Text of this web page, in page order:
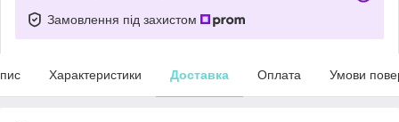
Замовлення під захистом
Характеристики Доставка Оплата Умови